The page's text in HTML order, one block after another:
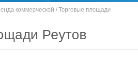
коммерческой / Торговые площади
Реутов